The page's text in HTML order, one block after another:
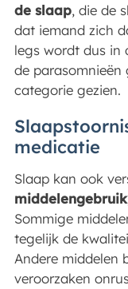
de slaap, die de
dat iemand zich
legs wordt dus in
de parasomnieën
categorie gezien.
medicatie
Slaap kan ook
Sommige
tegelijk de
Andere middelen
veroorzaken